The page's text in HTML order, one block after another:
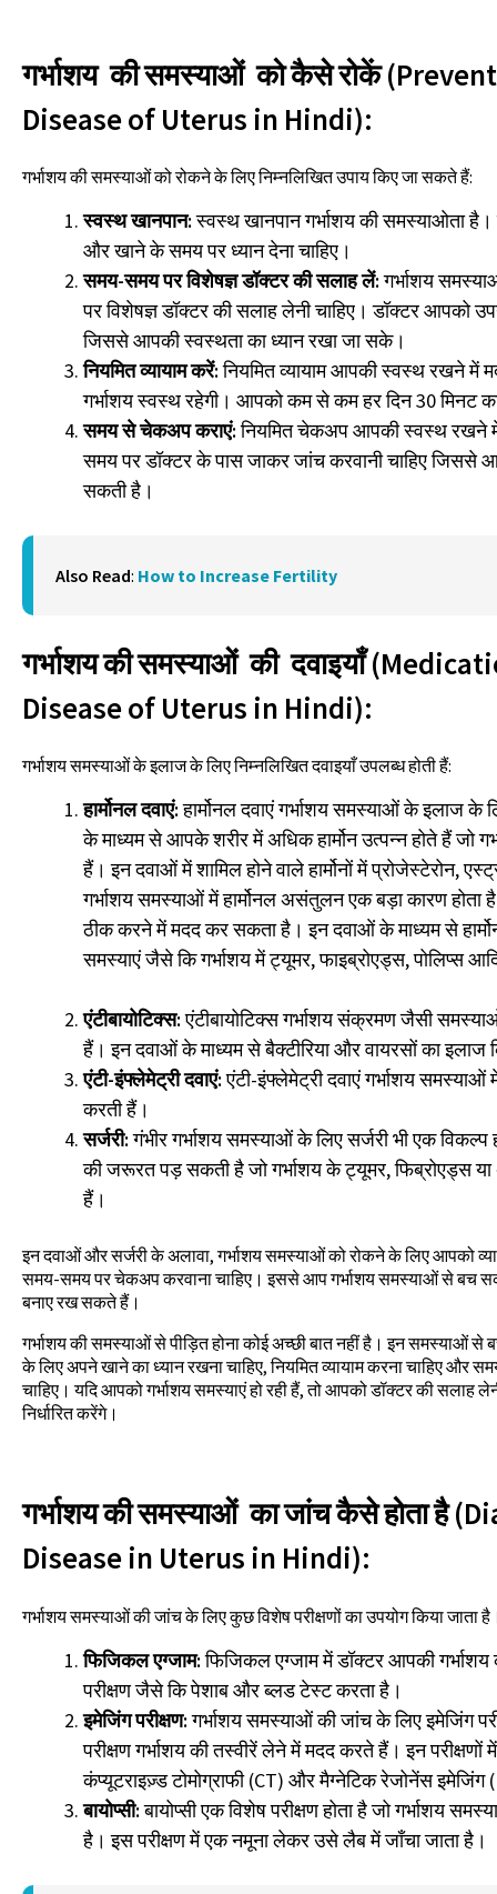
गर्भाशय की समस्याओं को कैसे रोकें
Disease of Uterus in Hindi):
गर्भाशय की समस्याओं को रोकने के लिए निम्नलिखित उपाय किए जा सकते हैं:
स्वस्थ खानपान:स्वस्थ खानपान गर्भाशय की समस्याओता
और खाने के समय पर ध्यान देना चाहिए।
समय-समय पर विशेषज्ञ डॉक्टर की सलाह लें:गर्भाशय
पर विशेषज्ञ डॉक्टर की सलाह लेनी चाहिए। डॉक्टर आपको
जिससे आपकी स्वस्थता का ध्यान रखा जा सके।
नियमित व्यायाम करें:नियमित व्यायाम आपकी स्वस्थ रखने
गर्भाशय स्वस्थ रहेगी। आपको कम से कम हर दिन 30 मिनट का
समय से चेकअप कराएं:नियमित चेकअप आपकी स्वस्थ
समय पर डॉक्टर के पास जाकर जांच करवानी चाहिए जिससे
सकती है।
Also Read: How to Increase Fertility
गर्भाशय की समस्याओं की दवाइयाँ
Disease of Uterus in Hindi):
गर्भाशय समस्याओं के इलाज के लिए निम्नलिखित दवाइयाँ उपलब्ध होती हैं:
हार्मोनल दवाएं:हार्मोनल दवाएं गर्भाशय समस्याओं के इलाज के
के माध्यम से आपके शरीर में अधिक हार्मोन उत्पन्न होते हैं
हैं। इन दवाओं में शामिल होने वाले हार्मोनों में प्रोजेस्टेरोन,
गर्भाशय समस्याओं में हार्मोनल असंतुलन एक बड़ा कारण होता
ठीक करने में मदद कर सकता है। इन दवाओं के माध्यम से
समस्याएं जैसे कि गर्भाशय में ट्यूमर, फाइब्रोएड्स, पोलिप्स
एंटीबायोटिक्स:एंटीबायोटिक्स गर्भाशय संक्रमण जैसी
हैं। इन दवाओं के माध्यम से बैक्टीरिया और वायरसों का इलाज
एंटी-इंफ्लेमेट्री दवाएं:एंटी-इंफ्लेमेट्री दवाएं गर्भाशय
करती हैं।
सर्जरी:गंभीर गर्भाशय समस्याओं के लिए सर्जरी भी एक
की जरूरत पड़ सकती है जो गर्भाशय के ट्यूमर, फिब्रोएड्स
हैं।
इन दवाओं और सर्जरी के अलावा, गर्भाशय समस्याओं को रोकने के लिए आपको
समय-समय पर चेकअप करवाना चाहिए। इससे आप गर्भाशय समस्याओं से बच
बनाए रख सकते हैं।
गर्भाशय की समस्याओं से पीड़ित होना कोई अच्छी बात नहीं है। इन समस्याओं
के लिए अपने खाने का ध्यान रखना चाहिए, नियमित व्यायाम करना चाहिए और
चाहिए। यदि आपको गर्भाशय समस्याएं हो रही हैं, तो आपको डॉक्टर की सलाह
निर्धारित करेंगे।
गर्भाशय की समस्याओं का जांच कैसे होता है
Disease in Uterus in Hindi):
गर्भाशय समस्याओं की जांच के लिए कुछ विशेष परीक्षणों का उपयोग किया जाता
फिजिकल एग्जाम:फिजिकल एग्जाम में डॉक्टर आपकी
परीक्षण जैसे कि पेशाब और ब्लड टेस्ट करता है।
इमेजिंग परीक्षण:गर्भाशय समस्याओं की जांच के लिए इमेजिंग
परीक्षण गर्भाशय की तस्वीरें लेने में मदद करते हैं। इन परीक्षणों में
कंप्यूटराइज़्ड टोमोग्राफी (CT) और मैग्नेटिक रेजोनेंस इमेजिंग
बायोप्सी:बायोप्सी एक विशेष परीक्षण होता है जो गर्भाशय
है। इस परीक्षण में एक नमूना लेकर उसे लैब में जाँचा जाता है।